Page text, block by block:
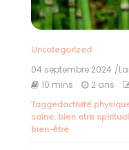
Uncategorized
04 septembre 2024 /
10 mins 2 ans
Taggedactivité
saine, bien etre
bien-être